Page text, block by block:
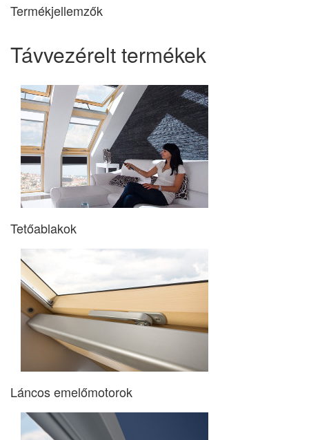
Termékjellemzők
Távvezérelt termékek
Tetőablakok
Láncos emelőmotorok